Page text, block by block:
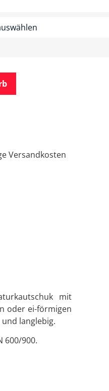
Versandkosten
mit
oder ei-förmigen
langlebig.
600/900.